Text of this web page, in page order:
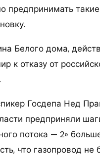
предпринимать
Белого дома,
к отказу от
Госдепа Нед
предприняли
потока — 2»
что газопровод не